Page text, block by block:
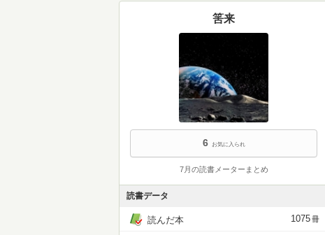
筈来
6 お気に入られ
7月の読書メーターまとめ
読書データ
読んだ本 1075冊